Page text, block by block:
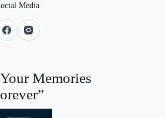
Media
Memories